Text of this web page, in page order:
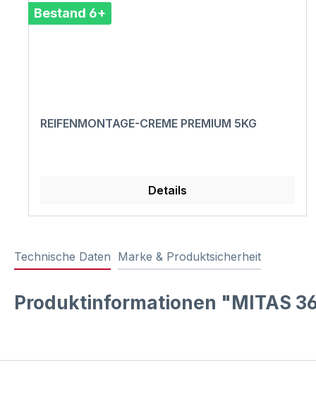
Bestand 6+
REIFENMONTAGE-CREME PREMIUM 5KG
Details
Technische Daten Marke & Produktsicherheit
Produktinformationen "MITAS